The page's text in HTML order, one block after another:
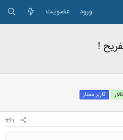
ورود عضویت
!
کاربر ممتاز
#61